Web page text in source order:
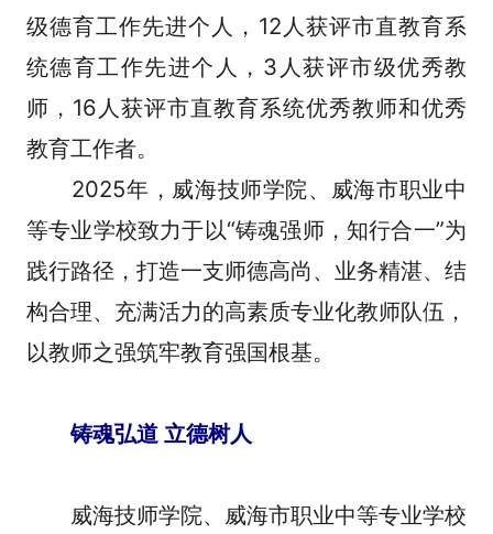
级德育工作先进个人，12人获评市直教育系
统德育工作先进个人，3人获评市级优秀教
师，16人获评市直教育系统优秀教师和优秀
教育工作者。
2025年，威海技师学院、威海市职业中
等专业学校致力于以“铸魂强师，知行合一”为
践行路径，打造一支师德高尚、业务精湛、结
构合理、充满活力的高素质专业化教师队伍，
以教师之强筑牢教育强国根基。
铸魂弘道 立德树人
威海技师学院、威海市职业中等专业学校